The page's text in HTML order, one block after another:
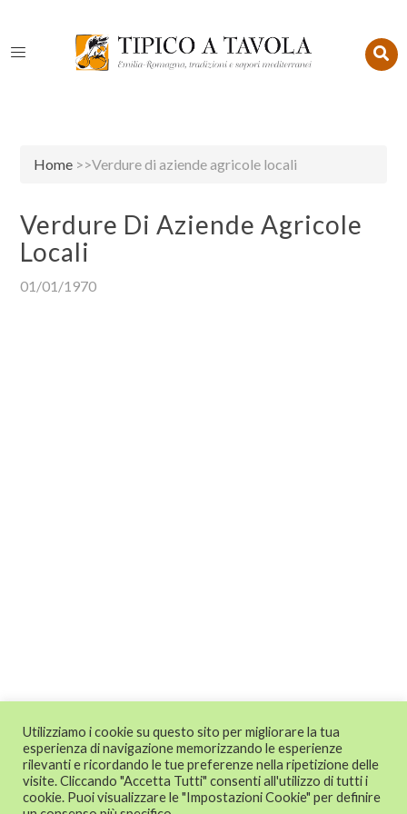
Home >>Verdure di aziende agricole locali
Verdure Di Aziende Agricole
Locali
01/01/1970
Utilizziamo i cookie su questo sito per migliorare la tua
esperienza di navigazione memorizzando le esperienze
rilevanti e ricordando le tue preferenze nella ripetizione delle
visite. Cliccando "Accetta Tutti" consenti all'utilizzo di tutti i
cookie. Puoi visualizzare le "Impostazioni Cookie" per definire